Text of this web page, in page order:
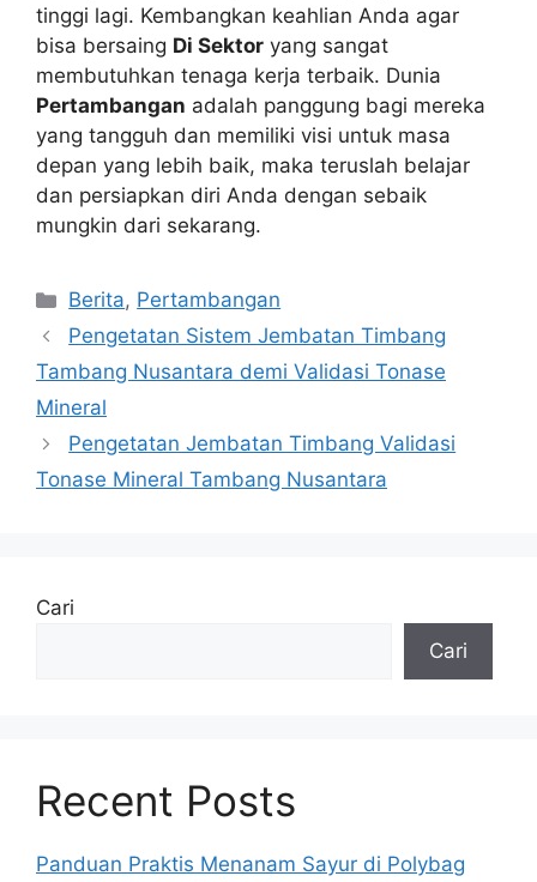
tinggi lagi. Kembangkan keahlian Anda agar
bisa bersaing Di Sektor yang sangat
membutuhkan tenaga kerja terbaik. Dunia
Pertambangan adalah panggung bagi mereka
yang tangguh dan memiliki visi untuk masa
depan yang lebih baik, maka teruslah belajar
dan persiapkan diri Anda dengan sebaik
mungkin dari sekarang.
Kategori
Berita, Pertambangan
Pengetatan Sistem Jembatan Timbang
Tambang Nusantara demi Validasi Tonase
Mineral
Pengetatan Jembatan Timbang Validasi
Tonase Mineral Tambang Nusantara
Cari
Cari
Recent Posts
Panduan Praktis Menanam Sayur di Polybag